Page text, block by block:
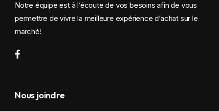
Notre équipe est à l’écoute de vos besoins afin de vous
permettre de vivre la meilleure expérience d’achat sur le
marché!
Nous joindre